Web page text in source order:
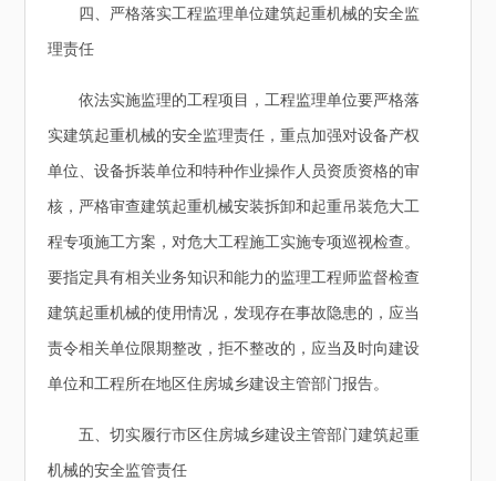
四、严格落实工程监理单位建筑起重机械的安全监
理责任
依法实施监理的工程项目，工程监理单位要严格落
实建筑起重机械的安全监理责任，重点加强对设备产权
单位、设备拆装单位和特种作业操作人员资质资格的审
核，严格审查建筑起重机械安装拆卸和起重吊装危大工
程专项施工方案，对危大工程施工实施专项巡视检查。
要指定具有相关业务知识和能力的监理工程师监督检查
建筑起重机械的使用情况，发现存在事故隐患的，应当
责令相关单位限期整改，拒不整改的，应当及时向建设
单位和工程所在地区住房城乡建设主管部门报告。
五、切实履行市区住房城乡建设主管部门建筑起重
机械的安全监管责任